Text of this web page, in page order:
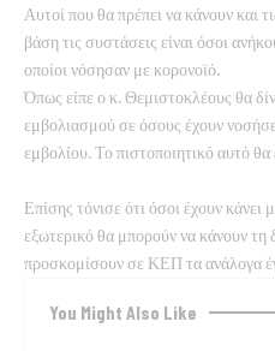
Αυτοί που θα πρέπει να κάνουν και
βάση τις συστάσεις είναι όσοι
οποίοι νόσησαν με κορονοϊό.
Όπως είπε ο κ. Θεμιστοκλέους θα
εμβολιασμού σε όσους έχουν
εμβολίου. Το πιστοποιητικό αυτό
Επίσης τόνισε ότι όσοι έχουν
εξωτερικό θα μπορούν να κάνουν
προσκομίσουν σε ΚΕΠ τα ανάλογα
You Might Also Like